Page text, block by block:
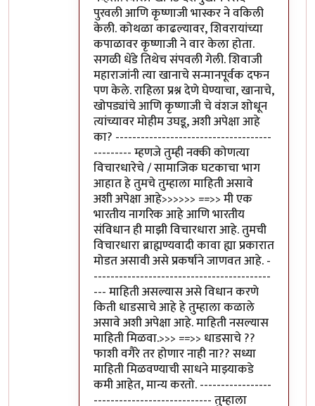
पुरवली आणि कृष्णाजी भास्कर ने वकिली
केली. कोथळा काढल्यावर, शिवरायांच्या
कपाळावर कृष्णाजी ने वार केला होता.
सगळी धेंडे तिथेच संपवली गेली. शिवाजी
महाराजांनी त्या खानाचे सन्मानपूर्वक दफन
पण केले. राहिला प्रश्न देणे घेण्याचा, खानाचे,
खोपड्यांचे आणि कृष्णाजी चे वंशज शोधून
त्यांच्यावर मोहीम उघडू, अशी अपेक्षा आहे
का? -------------------------------------
--------- म्हणजे तुम्ही नक्की कोणत्या
विचारधारेचे / सामाजिक घटकाचा भाग
आहात हे तुमचे तुम्हाला माहिती असावे
अशी अपेक्षा आहे>>>>>> ==>> मी एक
भारतीय नागरिक आहे आणि भारतीय
संविधान ही माझी विचारधारा आहे. तुमची
विचारधारा ब्राह्मण्यवादी कावा ह्या प्रकारात
मोडत असावी असे प्रकर्षाने जाणवत आहे. -
------------------------------------------
--- माहिती असल्यास असे विधान करणे
किती धाडसाचे आहे हे तुम्हाला कळाले
असावे अशी अपेक्षा आहे. माहिती नसल्यास
माहिती मिळवा.>>> ==>> धाडसाचे ??
फाशी वगैरे तर होणार नाही ना?? सध्या
माहिती मिळवण्याची साधने माझ्याकडे
कमी आहेत, मान्य करतो. -----------------
---------------------------- तुम्हाला